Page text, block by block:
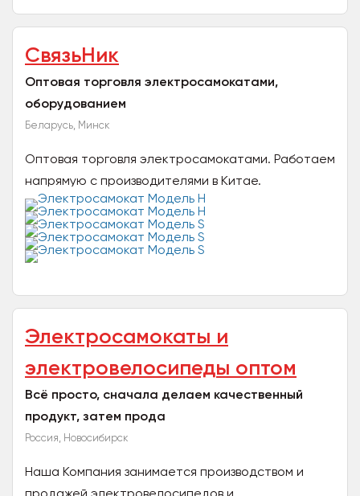
СвязьНик
Оптовая торговля электросамокатами,
оборудованием
Беларусь, Минск
Оптовая торговля электросамокатами. Работаем
напрямую с производителями в Китае.
Предлагаем оптовые закупки, дропшиппинг,
условия и объем закупок...
Электросамокаты и
электровелосипеды оптом
Всё просто, сначала делаем качественный
продукт, затем прода
Россия, Новосибирск
Наша Компания занимается производством и